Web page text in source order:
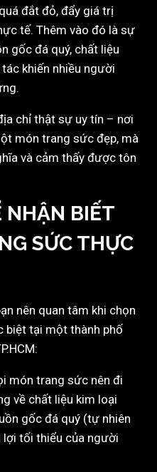
đắt đỏ, đẩy giá trị
tế. Thêm vào đó là sự
gốc đá quý, chất liệu
khiến nhiều người
chỉ thật sự uy tín – nơi
món trang sức đẹp, mà
và cảm thấy được tôn
NHẬN BIẾT
SỨC THỰC
nên quan tâm khi chọn
biệt tại một thành phố
món trang sức nên đi
về chất liệu kim loại
gốc đá quý (tự nhiên
lợi tối thiểu của người